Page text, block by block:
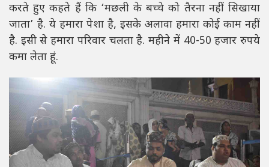
करते हुए कहते हैं कि ‘मछली के बच्चे को तैरना नहीं सिखाया
जाता’ है. ये हमारा पेशा है, इसके अलावा हमारा कोई काम नहीं
है. इसी से हमारा परिवार चलता है. महीने में 40-50 हजार रुपये
कमा लेता हूं.